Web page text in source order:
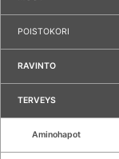
POISTOKORI
RAVINTO
TERVEYS
Aminohapot